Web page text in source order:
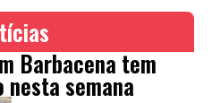
Barbacena tem
semana